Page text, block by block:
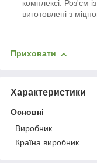
комплексі. Роз'єм
виготовлені з
Приховати
Характеристики
Основні
Виробник
Країна виробник